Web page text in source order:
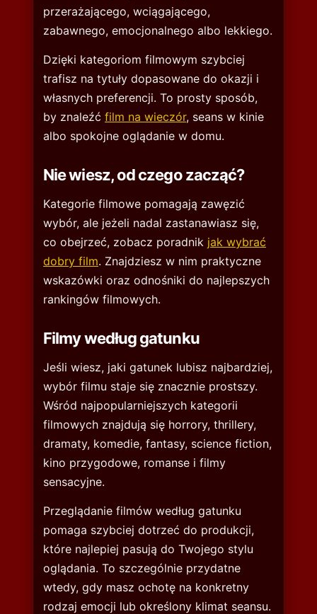
przerażającego, wciągającego,
zabawnego, emocjonalnego albo lekkiego.
Dzięki kategoriom filmowym szybciej
trafisz na tytuły dopasowane do okazji i
własnych preferencji. To prosty sposób,
by znaleźć film na wieczór, seans w kinie
albo spokojne oglądanie w domu.
Nie wiesz, od czego zacząć?
Kategorie filmowe pomagają zawęzić
wybór, ale jeżeli nadal zastanawiasz się,
co obejrzeć, zobacz poradnik jak wybrać
dobry film. Znajdziesz w nim praktyczne
wskazówki oraz odnośniki do najlepszych
rankingów filmowych.
Filmy według gatunku
Jeśli wiesz, jaki gatunek lubisz najbardziej,
wybór filmu staje się znacznie prostszy.
Wśród najpopularniejszych kategorii
filmowych znajdują się horrory, thrillery,
dramaty, komedie, fantasy, science fiction,
kino przygodowe, romanse i filmy
sensacyjne.
Przeglądanie filmów według gatunku
pomaga szybciej dotrzeć do produkcji,
które najlepiej pasują do Twojego stylu
oglądania. To szczególnie przydatne
wtedy, gdy masz ochotę na konkretny
rodzaj emocji lub określony klimat seansu.